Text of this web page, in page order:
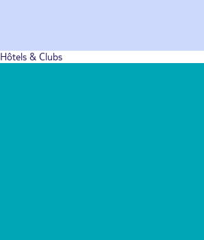
Hôtels & Clubs